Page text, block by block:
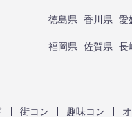
徳島県 香川県 愛
福岡県 佐賀県 長
街コン 趣味コン